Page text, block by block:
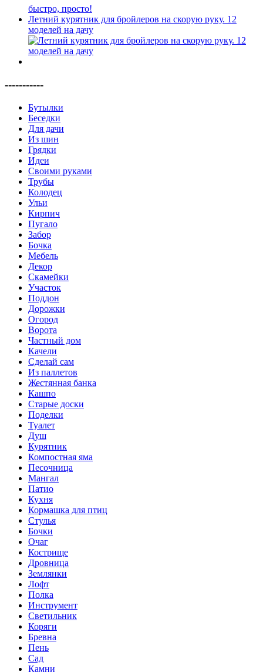
Летний курятник для бройлеров на скорую руку. 12
моделей на дачу
-----------
Бутылки
Беседки
Для дачи
Из шин
Грядки
Идеи
Своими руками
Трубы
Колодец
Ульи
Кирпич
Пугало
Забор
Бочка
Мебель
Декор
Скамейки
Участок
Поддон
Дорожки
Огород
Ворота
Частный дом
Качели
Сделай сам
Из паллетов
Жестянная банка
Кашпо
Старые доски
Поделки
Туалет
Душ
Курятник
Компостная яма
Песочница
Мангал
Патио
Кухня
Кормашка для птиц
Стулья
Бочки
Очаг
Кострище
Дровница
Землянки
Лофт
Полка
Инструмент
Светильник
Коряги
Бревна
Пень
Сад
Камни